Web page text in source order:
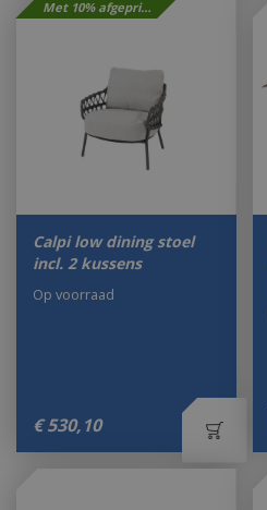
Met 10% afgeprijsd
Calpi low dining stoel
incl. 2 kussens
€ 530,10
Op voorraad